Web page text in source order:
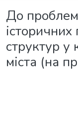
До
структур у
міста (на